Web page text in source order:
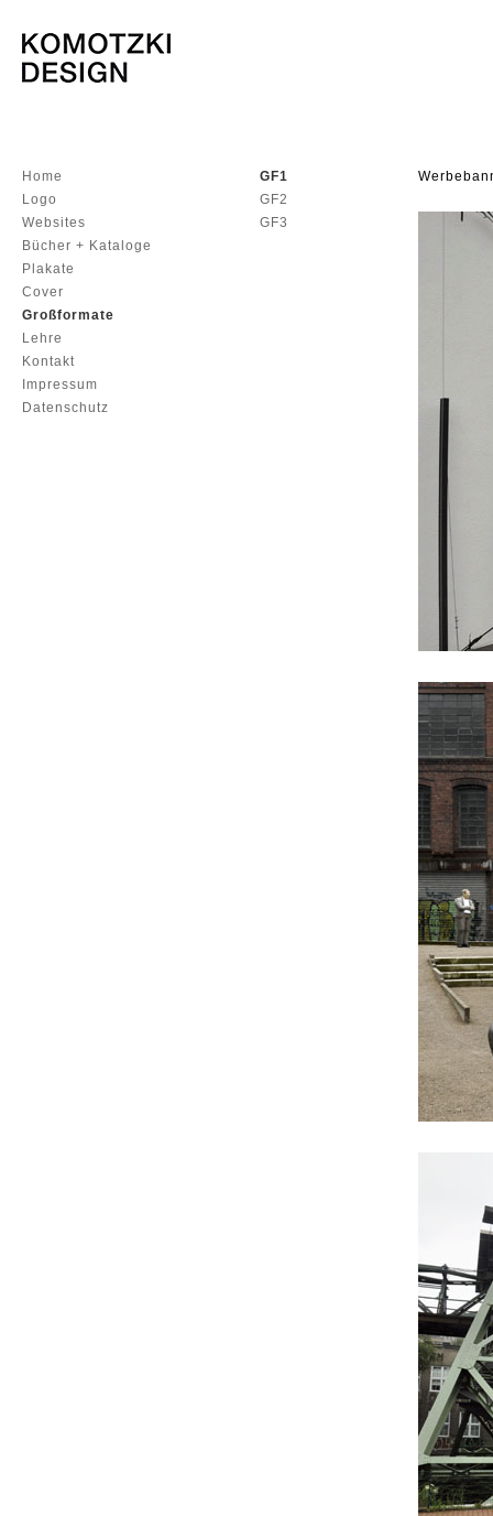
Home
Logo
Websites
Bücher + Kataloge
Plakate
Cover
Großformate
Lehre
Kontakt
Impressum
Datenschutz
GF1
GF2
GF3